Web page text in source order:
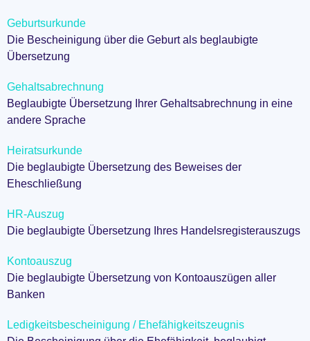
Geburtsurkunde
Die Bescheinigung über die Geburt als beglaubigte
Übersetzung
Gehaltsabrechnung
Beglaubigte Übersetzung Ihrer Gehaltsabrechnung in eine
andere Sprache
Heiratsurkunde
Die beglaubigte Übersetzung des Beweises der
Eheschließung
HR-Auszug
Die beglaubigte Übersetzung Ihres Handelsregisterauszugs
Kontoauszug
Die beglaubigte Übersetzung von Kontoauszügen aller
Banken
Ledigkeitsbescheinigung / Ehefähigkeitszeugnis